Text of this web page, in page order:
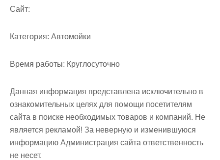
Cайт:
Категория: Автомойки
Время работы: Круглосуточно
Данная информация представлена исключительно в
ознакомительных целях для помощи посетителям
сайта в поиске необходимых товаров и компаний. Не
является рекламой! За неверную и изменившуюся
информацию Администрация сайта ответственность
не несет.